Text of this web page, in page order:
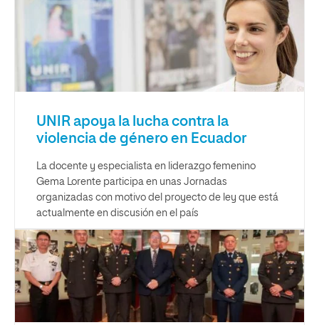
UNIR apoya la lucha contra la
violencia de género en Ecuador
La docente y especialista en liderazgo femenino
Gema Lorente participa en unas Jornadas
organizadas con motivo del proyecto de ley que está
actualmente en discusión en el país